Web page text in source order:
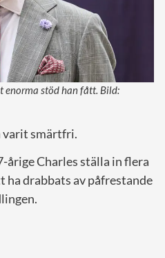
enorma stöd han fått. Bild:
varit smärtfri.
årige Charles ställa in flera
ha drabbats av påfrestande